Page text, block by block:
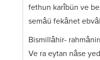
fethun karîbün ve
semâü fekânet
Bismillâhir-
Ve ra eytan nâse